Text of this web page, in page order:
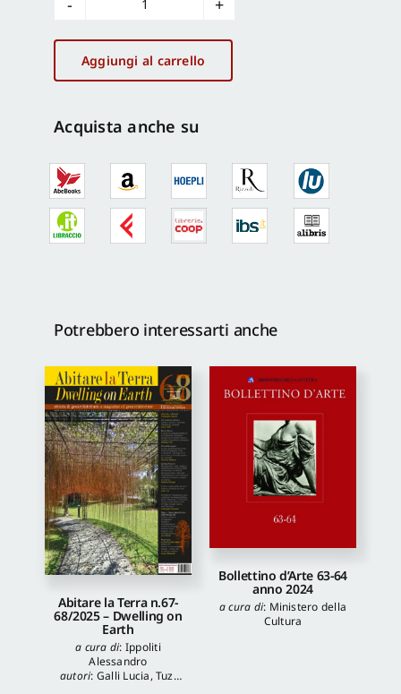
Opus
5/2021
quantità
Aggiungi al carrello
Acquista anche su
Potrebbero interessarti anche
Abitare la Terra n.67-
68/2025 – Dwelling on
Earth
a cura di: Ippoliti
Alessandro
autori: Galli Lucia,Tuzi
Bollettino d’Arte 63-64
anno 2024
a cura di: Ministero della
Cultura